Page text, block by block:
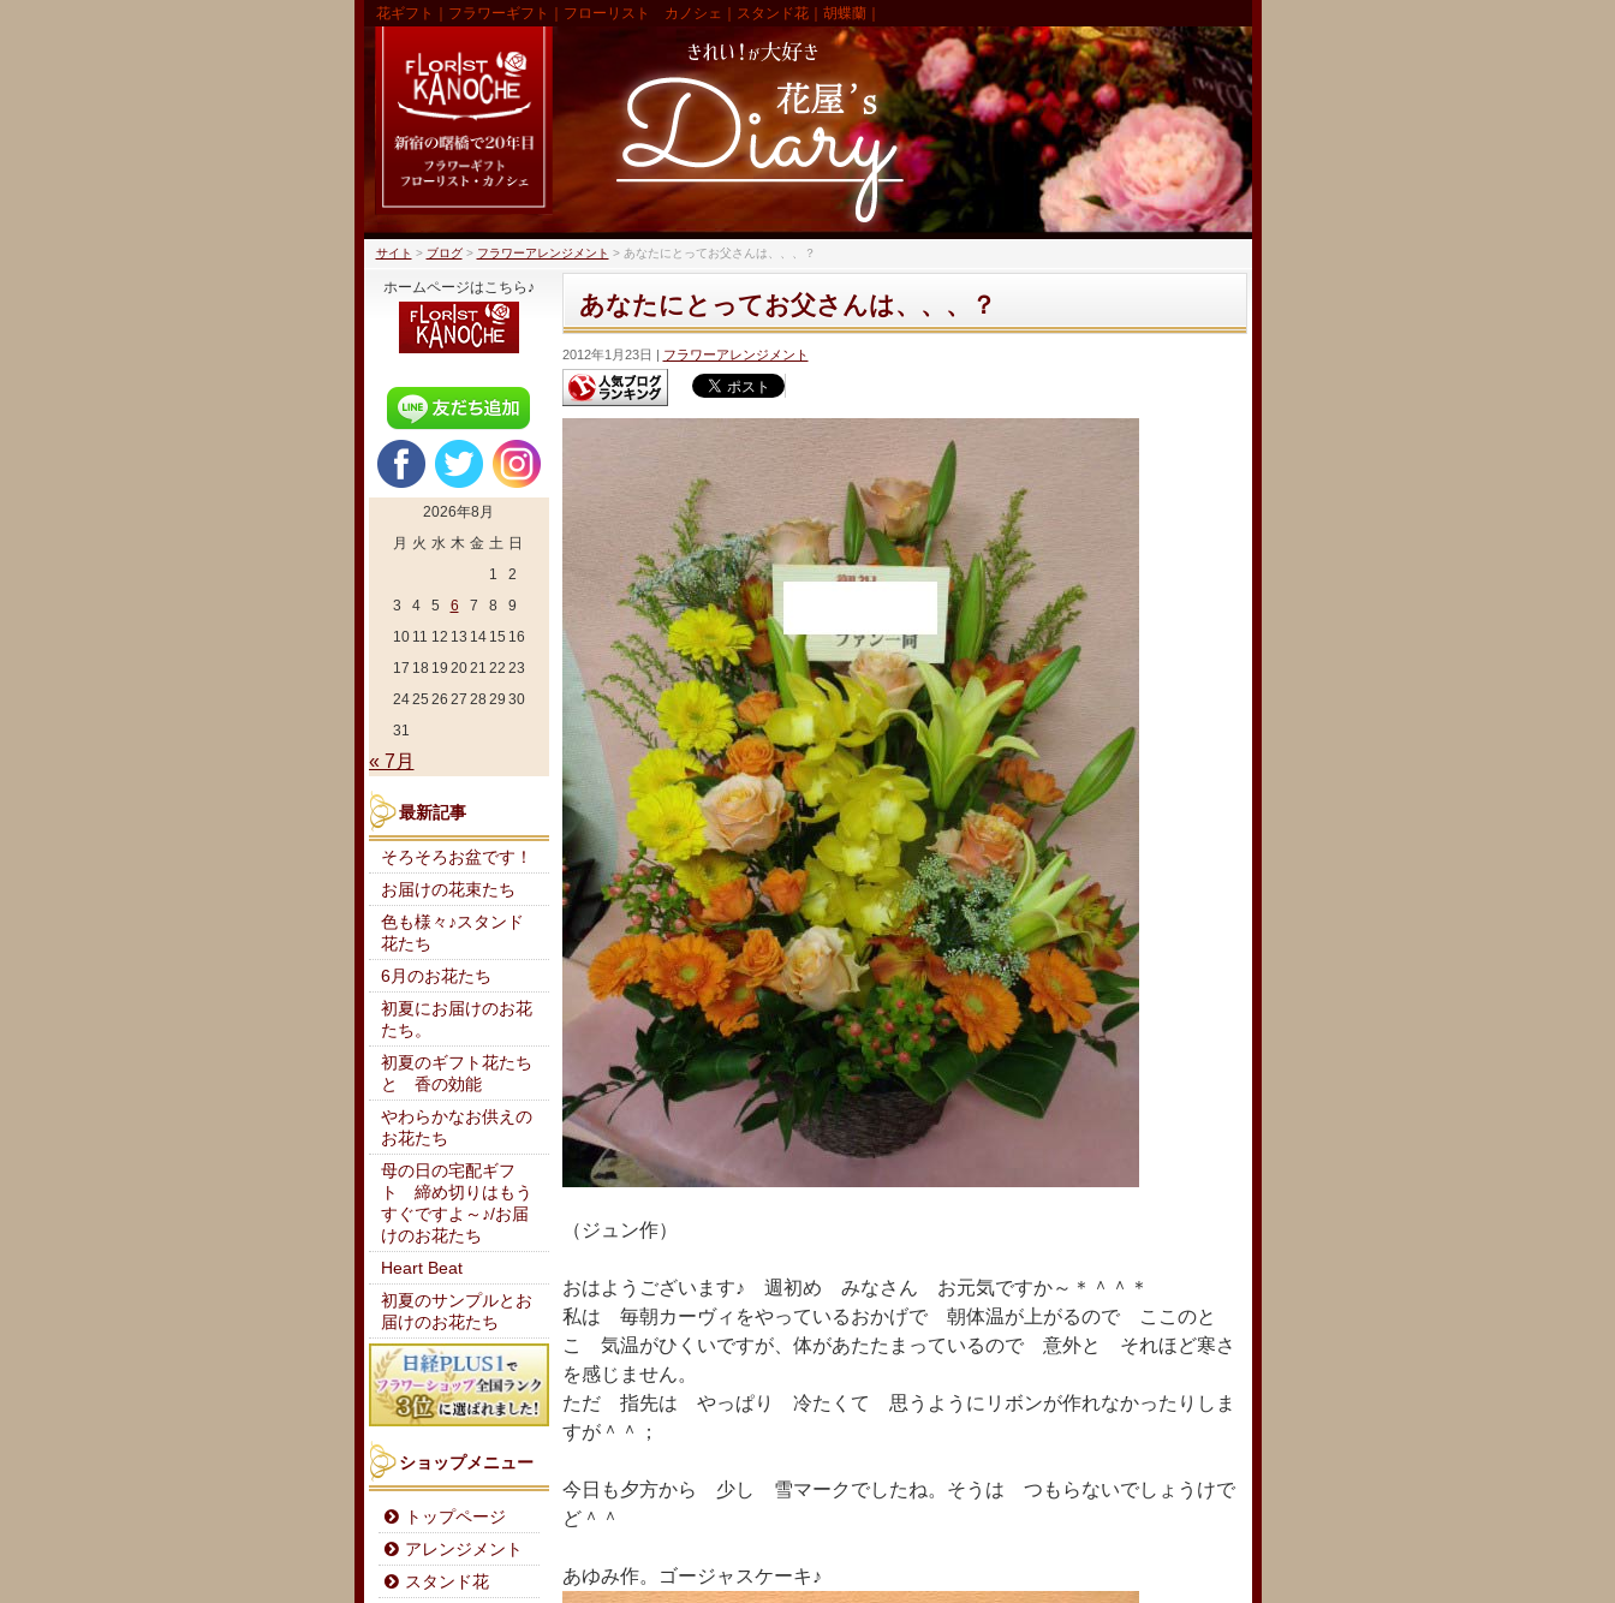
花ギフト｜フラワーギフト｜フローリスト カノシェ｜スタンド花｜胡蝶蘭｜
サイト > ブログ> フラワーアレンジメント > あなたにとってお父さんは、、、？
あなたにとってお父さんは、、、？
2012年1月23日 フラワーアレンジメント
（ジュン作）
おはようございます♪ 週初め みなさん お元気ですか～＊＾＾＊
私は 毎朝カーヴィをやっているおかげで 朝体温が上がるので ここのと
こ 気温がひくいですが、体があたたまっているので 意外と それほど寒さ
を感じません。
ただ 指先は やっぱり 冷たくて 思うようにリボンが作れなかったりしま
すが＾＾；
今日も夕方から 少し 雪マークでしたね。そうは つもらないでしょうけで
ど＾＾
あゆみ作。ゴージャスケーキ♪
ホームページはこちら♪
2026年8月
月 火 水 木 金 土 日
1
2
3
4 5 6 7 8
9
10 11 12 13 14 15 16
17 18 19 2021 22 23
2425 26 27 28 29 30
31
« 7月
最新記事
そろそろお盆です！
お届けの花束たち
色も様々♪スタンド
花たち
6月のお花たち
初夏にお届けのお花
たち。
初夏のギフト花たち
と 香の効能
やわらかなお供えの
お花たち
母の日の宅配ギフ
ト 締め切りはもう
すぐですよ～♪/お届
けのお花たち
Heart Beat
初夏のサンプルとお
届けのお花たち
ショップメニュー
トップページ
アレンジメント
スタンド花